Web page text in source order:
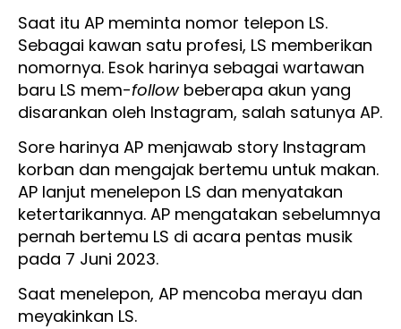
Saat itu AP meminta nomor telepon LS.
Sebagai kawan satu profesi, LS memberikan
nomornya. Esok harinya sebagai wartawan
baru LS mem-followbeberapa akun yang
disarankan oleh Instagram, salah satunya AP.
Sore harinya AP menjawab story Instagram
korban dan mengajak bertemu untuk makan.
AP lanjut menelepon LS dan menyatakan
ketertarikannya. AP mengatakan sebelumnya
pernah bertemu LS di acara pentas musik
pada 7 Juni 2023.
Saat menelepon, AP mencoba merayu dan
meyakinkan LS.